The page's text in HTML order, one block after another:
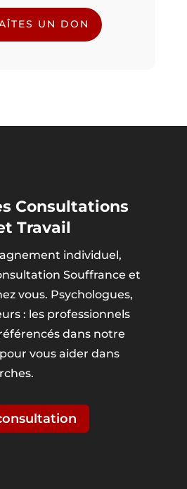
UN DON
Consultations
Travail
individuel,
Souffrance et
vous. Psychologues,
: les professionnels
dans notre
vous aider dans